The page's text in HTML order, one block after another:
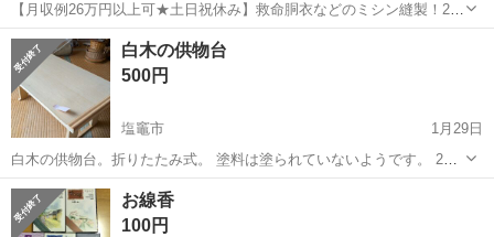
【月収例26万円以上可★土日祝休み】救命胴衣などのミシン縫製！20
代～50代の男女大活躍中★日払い制度あり！マイカー通勤OK＆無料駐
車場完備！食堂利用可★交通費支給◎《福島県田村市》 人気の工場の
お仕事 ◇救命胴衣などのミ...
福島 田村市 その他
白木の供物台
500円
塩竈市
1月29日
白木の供物台。折りたたみ式。 塗料は塗られていないようです。 2台
あり。金額は1台あたりです。 １．縁が波を打っているもの（ピンク
の付箋） ２．縁が角ばっているもの（青い付箋） 2月1日(日)以降の土
曜・日...
宮城 塩竈市 冠婚葬祭
お線香
100円